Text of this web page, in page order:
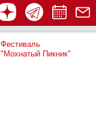
Фестиваль
"Мохнатый Пикник"